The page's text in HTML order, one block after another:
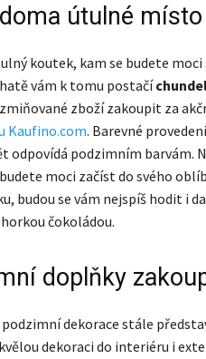
útulné místo
koutek, kam se budete
vám k tomu postačí
zboží zakoupit za
Kaufino.com. Barevné
odpovídá podzimním barvám.
moci začíst do svého
budou se vám nejspíš hodit i
čokoládou.
doplňky
dekorace stále
dekoraci do interiéru i